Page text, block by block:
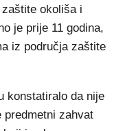
okoliša i
je prije 11 godina,
iz područja zaštite
konstatiralo da nije
predmetni zahvat